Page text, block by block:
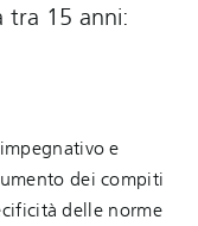
tra 15 anni:
e
dei compiti
delle norme